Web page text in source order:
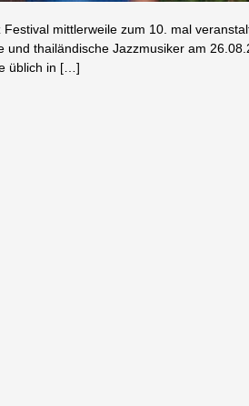
mittlerweile zum 10. mal
thailändische Jazzmusiker am
üblich in […]